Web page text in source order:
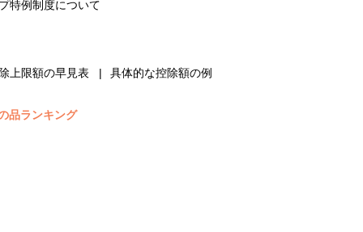
特例制度について
上限額の早見表 具体的な控除額の例
品ランキング